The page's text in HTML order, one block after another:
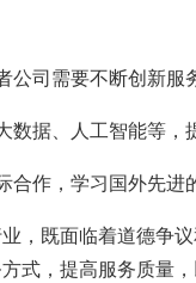
司需要不断创新服
据、人工智能等，
作，学习国外先进
，既面临着道德争
式，提高服务质量